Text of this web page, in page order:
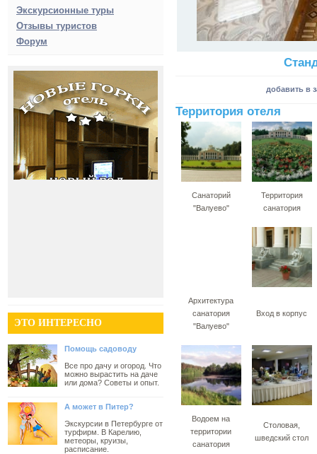
Экскурсионные туры
Отзывы туристов
Форум
ЭТО ИНТЕРЕСНО
Помощь садоводу
Все про дачу и огород. Что
можно вырастить на даче
или дома? Советы и опыт.
А может в Питер?
Экскурсии в Петербурге от
турфирм. В Карелию,
метеоры, круизы,
расписание.
добавить в
Территория отеля
Санаторий
"Валуево"
Территория
санатория
Архитектура
санатория
"Валуево"
Вход в корпус
Водоем на
территории
санатория
Столовая,
шведский стол